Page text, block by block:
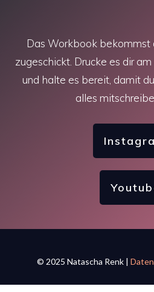
Das Workbook bekommst
zugeschickt. Drucke es dir
und halte es bereit, damit
alles
© 2025 Natascha Renk |